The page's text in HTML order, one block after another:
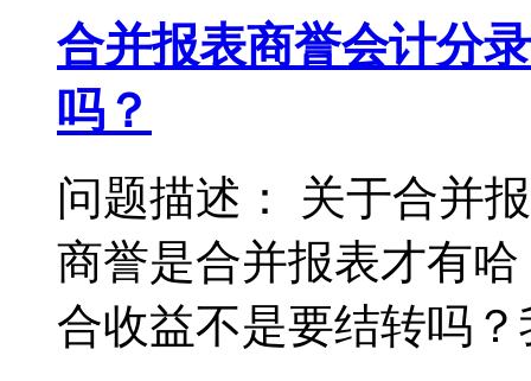
合并报表商誉会计分
吗？
问题描述： 关于合并
商誉是合并报表才有
合收益不是要结转吗